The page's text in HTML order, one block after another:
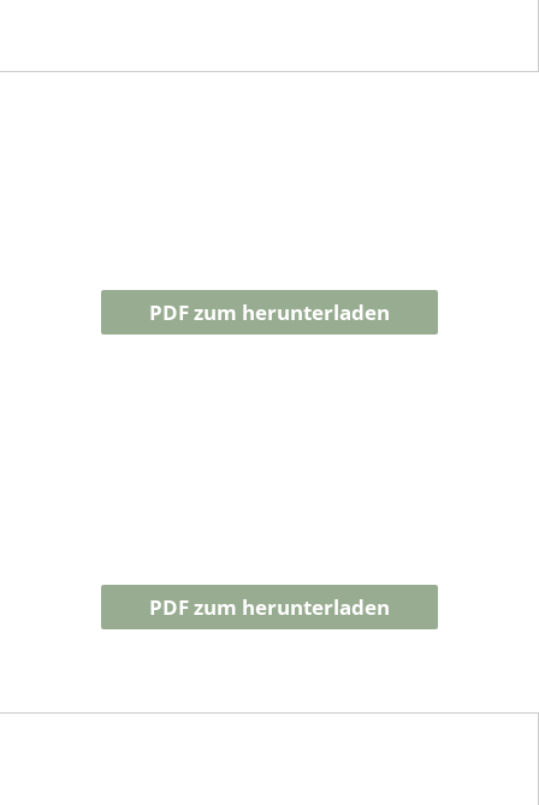
PDF zum herunterladen
PDF zum herunterladen
KÜCHENKRÄUTER